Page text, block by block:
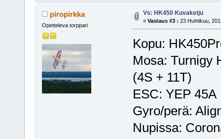
piropirkka
Opetteleva torppari
Vs: HK450 Kuvaketju
« Vastaus #3 : 23 Huhtikuu,
Kopu:
Mosa: Turnigy
(4S + 11T)
ESC: YEP 45A
Gyro/perä:
Nupissa: